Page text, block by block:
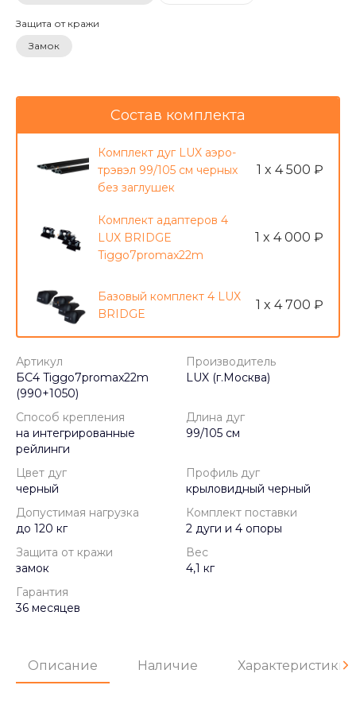
Защита от кражи
Замок
Состав комплекта
Комплект дуг LUX аэро-
трэвэл 99/105 см черных
без заглушек
1 x 4 500 ₽
Комплект адаптеров 4
LUX BRIDGE
Tiggo7promax22m
1 x 4 000 ₽
Базовый комплект 4 LUX
BRIDGE
1 x 4 700 ₽
Артикул
БС4 Tiggo7promax22m
(990+1050)
Производитель
LUX (г.Москва)
Способ крепления
на интегрированные
рейлинги
Длина дуг
99/105 см
Цвет дуг
черный
Профиль дуг
крыловидный черный
Допустимая нагрузка
до 120 кг
Комплект поставки
2 дуги и 4 опоры
Защита от кражи
замок
Вес
4,1 кг
Гарантия
36 месяцев
Описание Наличие Характеристики